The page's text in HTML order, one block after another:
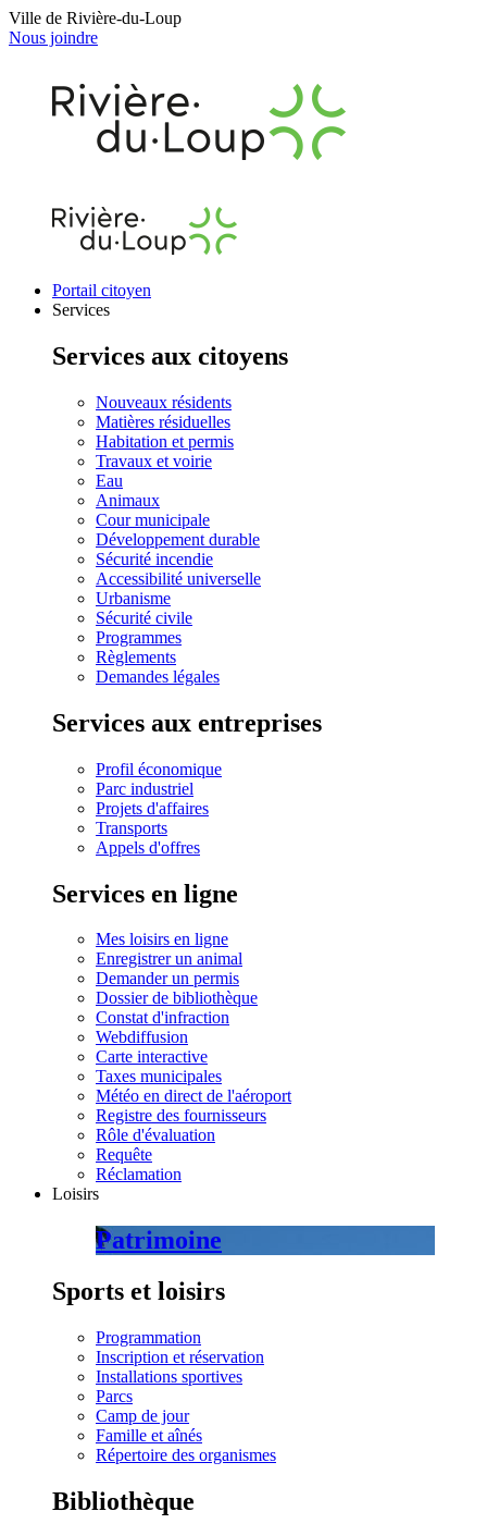
Ville de Rivière-du-Loup
Nous joindre
Portail citoyen
Services
Services aux citoyens
Nouveaux résidents
Matières résiduelles
Habitation et permis
Travaux et voirie
Eau
Animaux
Cour municipale
Développement durable
Sécurité incendie
Accessibilité universelle
Urbanisme
Sécurité civile
Programmes
Règlements
Demandes légales
Services aux entreprises
Profil économique
Parc industriel
Projets d'affaires
Transports
Appels d'offres
Services en ligne
Mes loisirs en ligne
Enregistrer un animal
Demander un permis
Dossier de bibliothèque
Constat d'infraction
Webdiffusion
Carte interactive
Taxes municipales
Météo en direct de l'aéroport
Registre des fournisseurs
Rôle d'évaluation
Requête
Réclamation
Loisirs
Patrimoine
Sports et loisirs
Programmation
Inscription et réservation
Installations sportives
Parcs
Camp de jour
Famille et aînés
Répertoire des organismes
Bibliothèque